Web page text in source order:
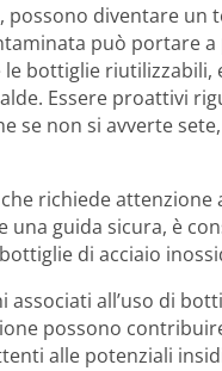
possono diventare
può portare a
bottiglie riutilizzabili,
Essere proattivi
se non si avverte
richiede
guida sicura, è
di acciaio
all’uso di
possono
alle potenziali